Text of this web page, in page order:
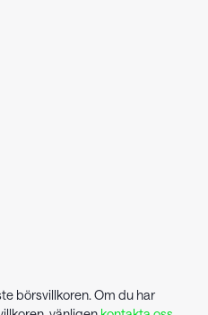
börsvillkoren. Om du har